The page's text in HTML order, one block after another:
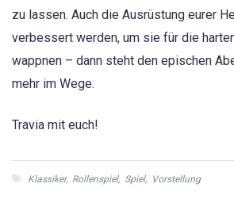
zu lassen. Auch die Ausrüstung eurer
verbessert werden, um sie für die
wappnen – dann steht den epischen
mehr im Wege.
Travia mit euch!
Klassiker, Rollenspiel, Spiel, Vorstellung